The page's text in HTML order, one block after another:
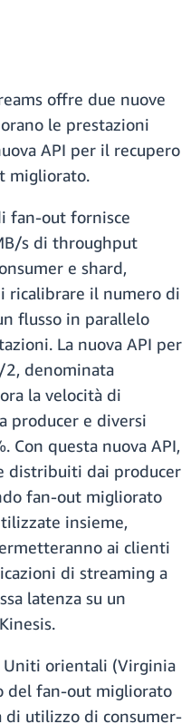
offre due nuove
le prestazioni
API per il recupero
migliorato.
fan-out fornisce
s di throughput
e shard,
ricalibrare il numero di
flusso in parallelo
La nuova API per
2, denominata
la velocità di
producer e diversi
Con questa nuova API,
distribuiti dai producer
fan-out migliorato
insieme,
ai clienti
di streaming a
latenza su un
Uniti orientali (Virginia
del fan-out migliorato
di utilizzo di consumer-